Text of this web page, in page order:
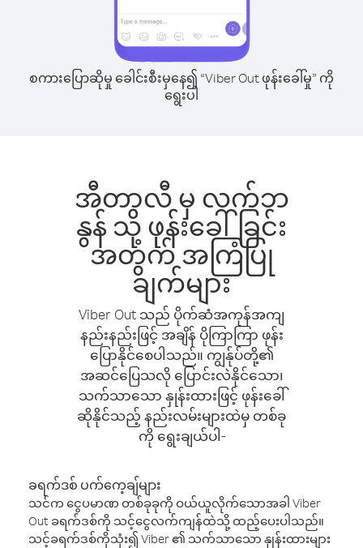
စကားပြောဆိုမှု ခေါင်းစီးမှနေ၍ “Viber Out ဖုန်းခေါ်မှု” ကို
ရွေးပါ
အီတာလီ မှ လက်ဘ
နွန် သို့ ဖုန်းခေါ်ခြင်း
အတွက် အကြံပြု
ချက်များ
Viber Out သည် ပိုက်ဆံအကုန်အကျ
နည်းနည်းဖြင့် အချိန် ပိုကြာကြာ ဖုန်း
ပြောနိုင်စေပါသည်။ ကျွန်ုပ်တို့၏
အဆင်ပြေသလို ပြောင်းလဲနိုင်သော၊
သက်သာသော နှုန်းထားဖြင့် ဖုန်းခေါ်
ဆိုနိုင်သည့် နည်းလမ်းများထဲမှ တစ်ခု
ကို ရွေးချယ်ပါ-
ခရက်ဒစ် ပက်ကေ့ချ်များ
သင်က ငွေပမာဏ တစ်ခုခုကို ဝယ်ယူလိုက်သောအခါ Viber
Out ခရက်ဒစ်ကို သင့်ငွေလက်ကျန်ထဲသို့ ထည့်ပေးပါသည်။
သင့်ခရက်ဒစ်ကိုသုံး၍ Viber ၏ သက်သာသော နှုန်းထားများ